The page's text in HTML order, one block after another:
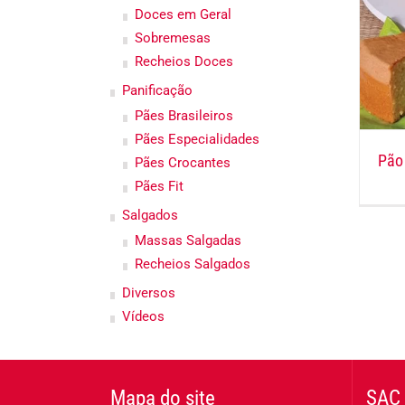
Doces em Geral
Sobremesas
Recheios Doces
Panificação
Pães Brasileiros
Pães Especialidades
Pães Crocantes
Pães Fit
Salgados
Massas Salgadas
Recheios Salgados
Diversos
Vídeos
Mapa do site